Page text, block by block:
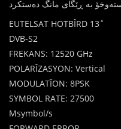
EUTELSAT HOTBÎRD 13˚
DVB-S2
FREKANS: 12520 GHz
POLARÎZASYON: Vertical
MODULATÎON: 8PSK
SYMBOL RATE: 27500
Msymbol/s